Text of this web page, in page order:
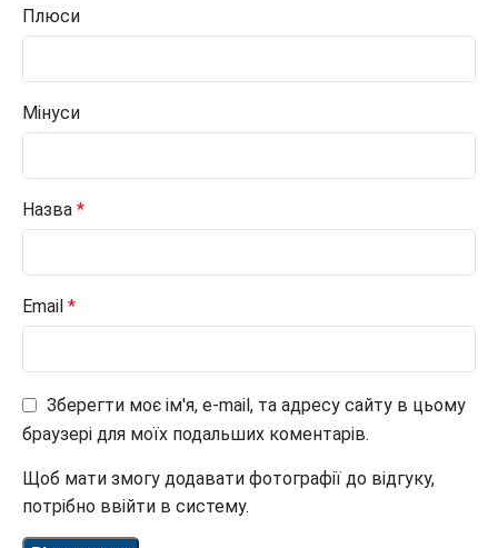
Плюси
Мінуси
Назва *
Email *
Зберегти моє ім'я, e-mail, та адресу сайту в цьому
браузері для моїх подальших коментарів.
Щоб мати змогу додавати фотографії до відгуку,
потрібно ввійти в систему.